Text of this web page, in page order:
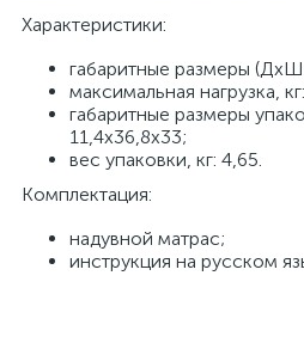
Характеристики:
габаритные размеры
максимальная нагрузка,
габаритные размеры
11,4х36,8х33;
вес упаковки, кг: 4,65.
Комплектация:
надувной матрас;
инструкция на русском